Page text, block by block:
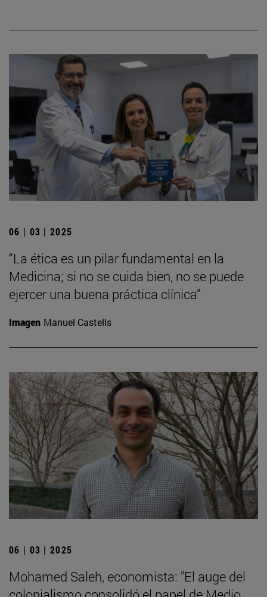
06 | 03 | 2025
“La ética es un pilar fundamental en la
Medicina; si no se cuida bien, no se puede
ejercer una buena práctica clínica”
Imagen Manuel Castells
06 | 03 | 2025
Mohamed Saleh, economista: "El auge del